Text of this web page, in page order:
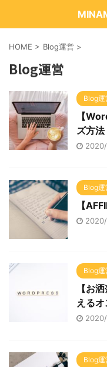
HOME > Blog運営 >
Blog運営
Blog運
【
ズ方法
Blog運
【
Blog運
【お
える
2020/
Blog運